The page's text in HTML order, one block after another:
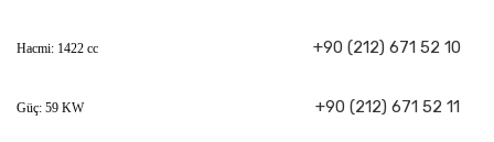
Hacmi: 1422 cc +90 (212) 671 52 10
Güç: 59 KW +90 (212) 671 52 11